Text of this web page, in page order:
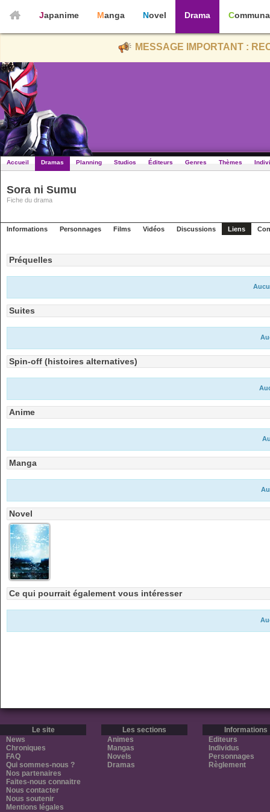
Japanime Manga Novel Drama
MESSAGE IMPORTANT :
Accueil Dramas Planning Studios Éditeurs Genres Thèmes
Sora ni Sumu
Fiche du drama
Informations Personnages Films Vidéos Discussions Liens
Préquelles
Suites
Spin-off (histoires alternatives)
Anime
Manga
Novel
Ce qui pourrait également vous intéresser
Le site
News
Chroniques
FAQ
Qui sommes-nous ?
Nos partenaires
Faites-nous connaitre
Nous contacter
Nous soutenir
Mentions légales
Les sections
Animes
Mangas
Novels
Dramas
Informations
Editeurs
Individus
Personnages
Règlement